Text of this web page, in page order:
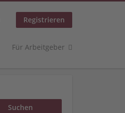
Registrieren
Für Arbeitgeber